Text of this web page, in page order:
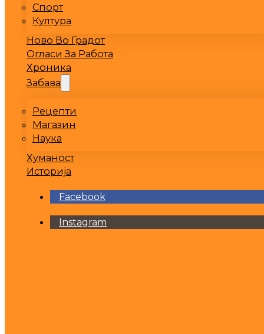
Спорт
Култура
Ново Во Градот
Огласи За Работа
Хроника
Забава
Рецепти
Магазин
Наука
Хуманост
Историја
Facebook
Instagram